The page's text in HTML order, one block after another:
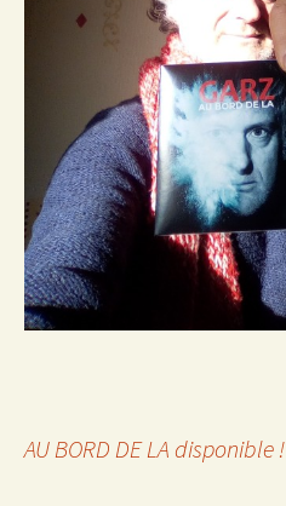
AU BORD DE LA disponible !